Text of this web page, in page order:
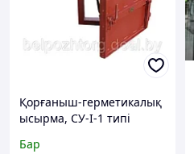
Қорғаныш-герметикалық
ысырма, СУ-I-1 типі
Бар